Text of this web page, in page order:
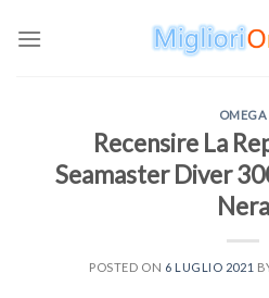
OMEGA
Recensire La
Seamaster Diver
Nera
POSTED ON 6 LUGLIO 2021